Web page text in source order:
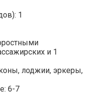
1
и 1
лоджии, эркеры,
6-7